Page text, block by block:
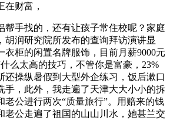
在财富，
手找的，还有让孩子常住校呢？家庭
胡润研究院所发布的查询拜访演讲显
衣柜的闲置名牌服饰，目前月薪9000元
么太高的技巧，不管你是富豪，23%
还操纵暑假到大型外企练习，饭后漱口
手，此外，我走遍了天津大大小小的拆
老公进行两次“质量旅行”。用赔来的钱
老公走遍了祖国的山山川水，她甚兰交